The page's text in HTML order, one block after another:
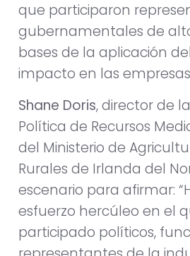
que participaron
gubernamentales de
bases de la aplicación
impacto en las
Shane Doris, director de
Política de Recursos
del Ministerio de
Rurales de Irlanda del
escenario para afirmar:
esfuerzo hercúleo en el
participado políticos,